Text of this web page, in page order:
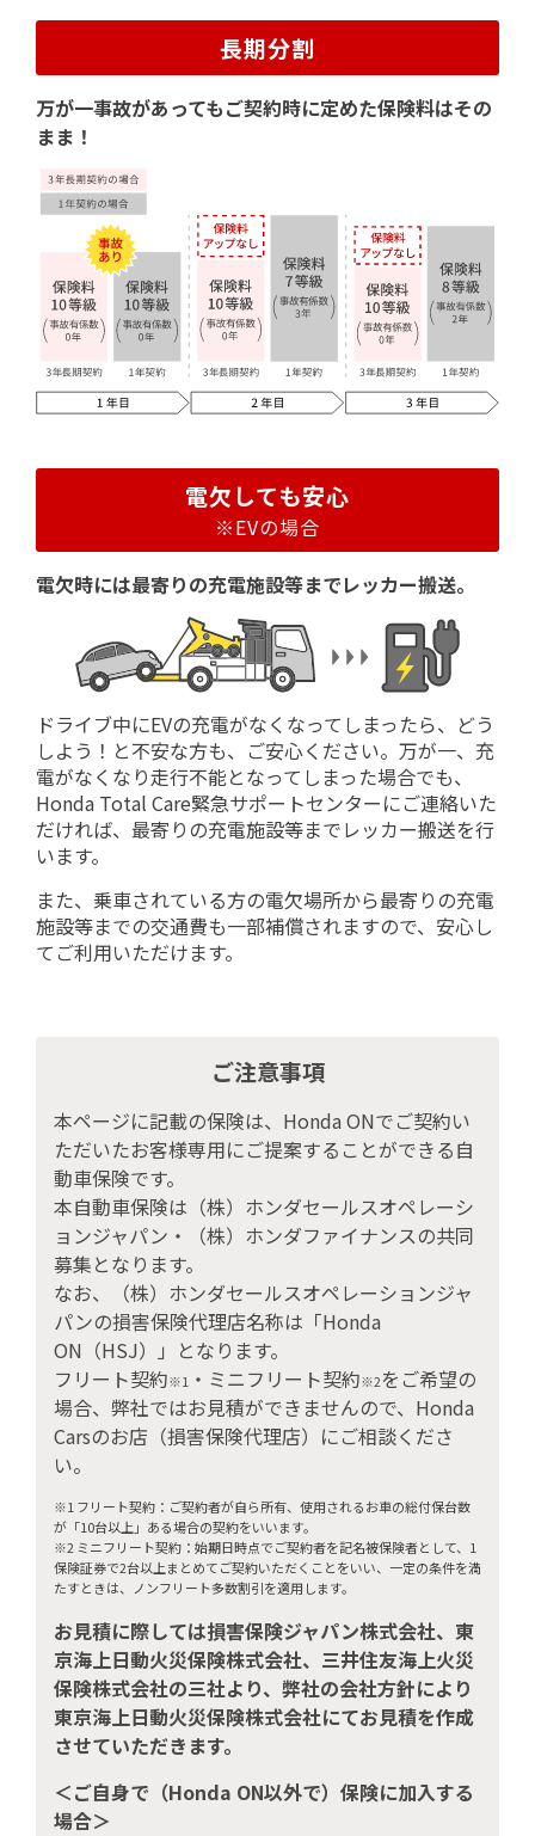
長期分割
万が一事故があってもご契約時に定めた保険料はその
まま！
電欠しても安心
※EVの場合
電欠時には最寄りの充電施設等までレッカー搬送。
ドライブ中にEVの充電がなくなってしまったら、どう
しよう！と不安な方も、ご安心ください。万が一、充
電がなくなり走行不能となってしまった場合でも、
Honda Total Care緊急サポートセンターにご連絡いた
だければ、最寄りの充電施設等までレッカー搬送を行
います。
また、乗車されている方の電欠場所から最寄りの充電
施設等までの交通費も一部補償されますので、安心し
てご利用いただけます。
ご注意事項
本ページに記載の保険は、Honda ONでご契約い
ただいたお客様専用にご提案することができる自
動車保険です。
本自動車保険は（株）ホンダセールスオペレーシ
ョンジャパン・（株）ホンダファイナンスの共同
募集となります。
なお、（株）ホンダセールスオペレーションジャ
パンの損害保険代理店名称は「Honda
ON（HSJ）」となります。
フリート契約※1 ・ミニフリート契約※2をご希望の
場合、弊社ではお見積ができませんので、Honda
Carsのお店（損害保険代理店）にご相談くださ
い。
※1 フリート契約：ご契約者が自ら所有、使用されるお車の総付保台数
が「10台以上」ある場合の契約をいいます。
※2 ミニフリート契約：始期日時点でご契約者を記名被保険者として、1
保険証券で2台以上まとめてご契約いただくことをいい、一定の条件を満
たすときは、ノンフリート多数割引を適用します。
お見積に際しては損害保険ジャパン株式会社、東
京海上日動火災保険株式会社、三井住友海上火災
保険株式会社の三社より、弊社の会社方針により
東京海上日動火災保険株式会社にてお見積を作成
させていただきます。
＜ご自身で（Honda ON以外で）保険に加入する
場合＞